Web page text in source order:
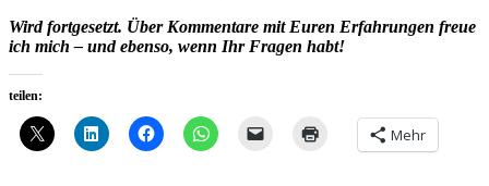
Wird fortgesetzt. Über Kommentare mit Euren Erfahrungen freue
ich mich – und ebenso, wenn Ihr Fragen habt!
teilen:
Mehr